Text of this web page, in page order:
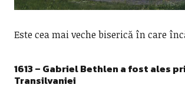
Este cea mai veche biserică în care
1613 – Gabriel Bethlen a fost ales
Transilvaniei